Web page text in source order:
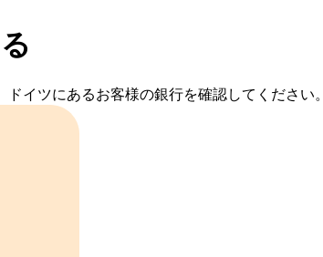
イツにあるお客様の銀行を確認してください。